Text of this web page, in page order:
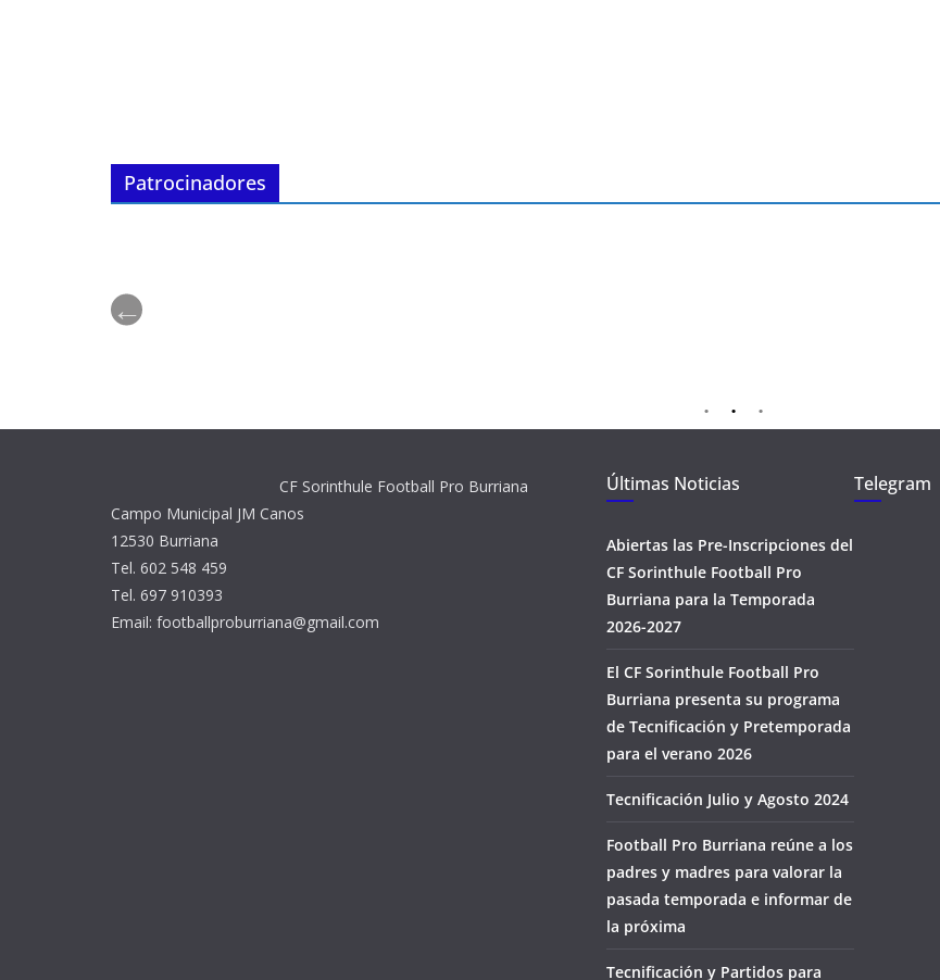
Patrocinadores
CF Sorinthule Football Pro Burriana
Campo Municipal JM Canos
12530 Burriana
Tel. 602 548 459
Tel. 697 910393
Email: footballproburriana@gmail.com
Últimas Noticias
Abiertas las Pre-Inscripciones del
CF Sorinthule Football Pro
Burriana para la Temporada
2026-2027
El CF Sorinthule Football Pro
Burriana presenta su programa
de Tecnificación y Pretemporada
para el verano 2026
Tecnificación Julio y Agosto 2024
Football Pro Burriana reúne a los
padres y madres para valorar la
pasada temporada e informar de
la próxima
Tecnificación y Partidos para
Telegram